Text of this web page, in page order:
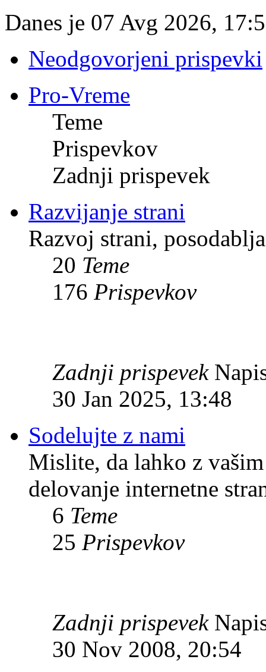
Danes je 07 Avg 2026,
Neodgovorjeni prispevki
Pro-Vreme
Teme
Prispevkov
Zadnji prispevek
Razvijanje strani
Razvoj strani,
20 Teme
176 Prispevkov
Zadnji prispevek
30 Jan 2025, 13:48
Sodelujte z nami
Mislite, da lahko z
delovanje internetne
6 Teme
25 Prispevkov
Zadnji prispevek
30 Nov 2008, 20:54